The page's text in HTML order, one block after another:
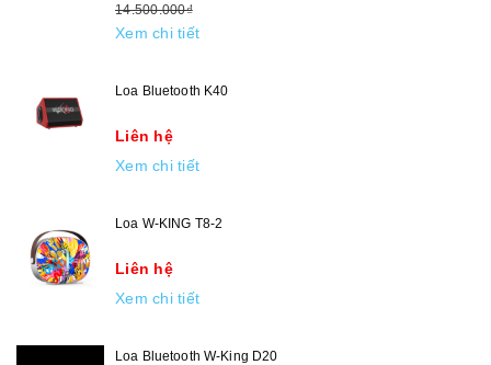
14.500.000₫
Xem chi tiết
Loa Bluetooth K40
Liên hệ
Xem chi tiết
Loa W-KING T8-2
Liên hệ
Xem chi tiết
Loa Bluetooth W-King D20